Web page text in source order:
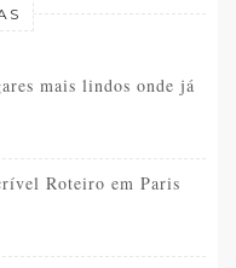
mais lindos onde já
Roteiro em Paris